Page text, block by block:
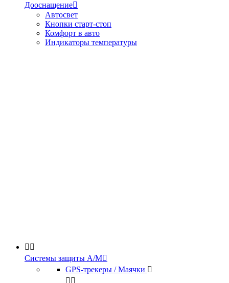
Дооснащение
Автосвет
Кнопки старт-стоп
Комфорт в авто
Индикаторы температуры
 
Системы защиты А/М
GPS-трекеры / Маячки 
 